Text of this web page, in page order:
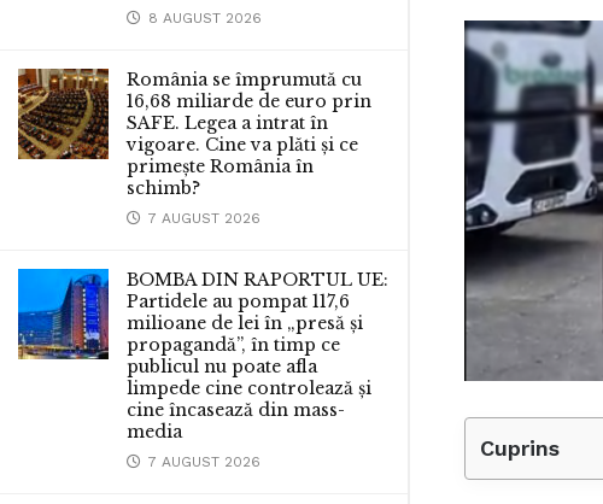
8 AUGUST 2026
România se împrumută cu
16,68 miliarde de euro prin
SAFE. Legea a intrat în
vigoare. Cine va plăti și ce
primește România în
schimb?
7 AUGUST 2026
BOMBA DIN RAPORTUL UE:
Partidele au pompat 117,6
milioane de lei în „presă și
propagandă”, în timp ce
publicul nu poate afla
limpede cine controlează și
cine încasează din mass-
media
7 AUGUST 2026
Cuprins